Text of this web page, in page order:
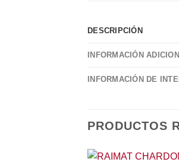
DESCRIPCIÓN
INFORMACIÓN
INFORMACIÓN DE
PRODUCTOS